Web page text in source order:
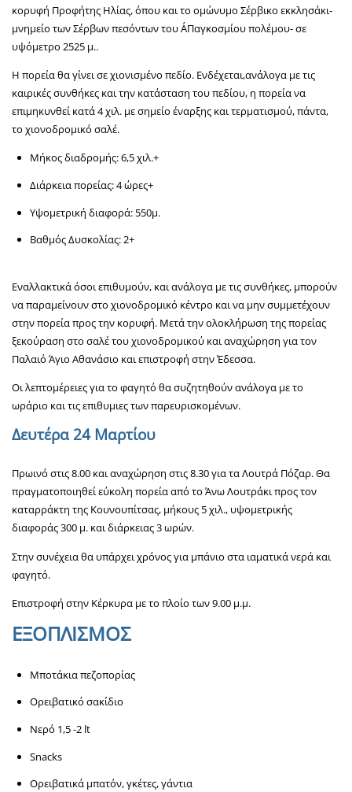
κορυφή Προφήτης Ηλίας, όπου και το ομώνυμο Σέρβικο εκκλησάκι-
μνημείο των Σέρβων πεσόντων του Α΄Παγκοσμίου πολέμου- σε
υψόμετρο 2525 μ..
Η πορεία θα γίνει σε χιονισμένο πεδίο. Ενδέχεται,ανάλογα με τις
καιρικές συνθήκες και την κατάσταση του πεδίου, η πορεία να
επιμηκυνθεί κατά 4 χιλ. με σημείο έναρξης και τερματισμού, πάντα,
το χιονοδρομικό σαλέ.
Μήκος διαδρομής: 6,5 χιλ.+
Διάρκεια πορείας: 4 ώρες+
Υψομετρική διαφορά: 550μ.
Βαθμός Δυσκολίας: 2+
Εναλλακτικά όσοι επιθυμούν, και ανάλογα με τις συνθήκες, μπορούν
να παραμείνουν στο χιονοδρομικό κέντρο και να μην συμμετέχουν
στην πορεία προς την κορυφή. Μετά την ολοκλήρωση της πορείας
ξεκούραση στο σαλέ του χιονοδρομικού και αναχώρηση για τον
Παλαιό Άγιο Αθανάσιο και επιστροφή στην Έδεσσα.
Οι λεπτομέρειες για το φαγητό θα συζητηθούν ανάλογα με το
ωράριο και τις επιθυμιες των παρευρισκομένων.
Δευτέρα 24 Μαρτίου
Πρωινό στις 8.00 και αναχώρηση στις 8.30 για τα Λουτρά Πόζαρ. Θα
πραγματοποιηθεί εύκολη πορεία από το Άνω Λουτράκι προς τον
καταρράκτη της Κουνουπίτσας, μήκους 5 χιλ., υψομετρικής
διαφοράς 300 μ. και διάρκειας 3 ωρών.
Στην συνέχεια θα υπάρχει χρόνος για μπάνιο στα ιαματικά νερά και
φαγητό.
Επιστροφή στην Κέρκυρα με το πλοίο των 9.00 μ.μ.
ΕΞΟΠΛΙΣΜΟΣ
Μποτάκια πεζοπορίας
Ορειβατικό σακίδιο
Νερό 1,5 -2 lt
Snacks
Ορειβατικά μπατόν, γκέτες, γάντια